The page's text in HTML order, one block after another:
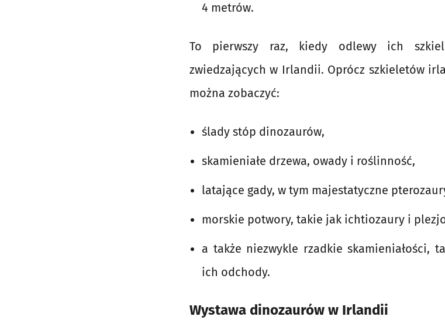
4 metrów.
To pierwszy raz, kiedy odlewy ich
zwiedzających w Irlandii. Oprócz szkieletów
można zobaczyć:
ślady stóp dinozaurów,
skamieniałe drzewa, owady i roślinność,
latające gady, w tym majestatyczne
morskie potwory, takie jak ichtiozaury i
a także niezwykle rzadkie skamieniałości,
ich odchody.
Wystawa dinozaurów w Irlandii